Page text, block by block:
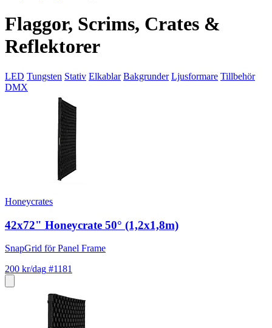
Flaggor, Scrims, Crates &
Reflektorer
LED Tungsten Stativ Elkablar Bakgrunder Ljusformare Tillbehör
DMX
Honeycrates
42x72" Honeycrate 50° (1,2x1,8m)
SnapGrid för Panel Frame
200 kr/dag #1181